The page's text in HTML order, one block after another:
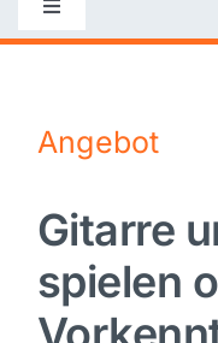
Toggle
Navigation
Nachrichten
Politik
Wirtschaft
Angebot
Gitarre
spielen